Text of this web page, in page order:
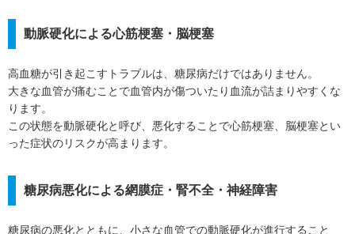
動脈硬化による心筋梗塞・脳梗塞
高血糖が引き起こすトラブルは、糖尿病だけではありません。
大きな血管が痛むことで血管内が傷ついたり血流が詰まりやすくな
ります。
この状態を動脈硬化と呼び、悪化することで心筋梗塞、脳梗塞とい
った症状のリスクが高まります。
糖尿病悪化による網膜症・腎不全・神経障害
糖尿病の悪化とともに、小さな血管での動脈硬化が進行すること